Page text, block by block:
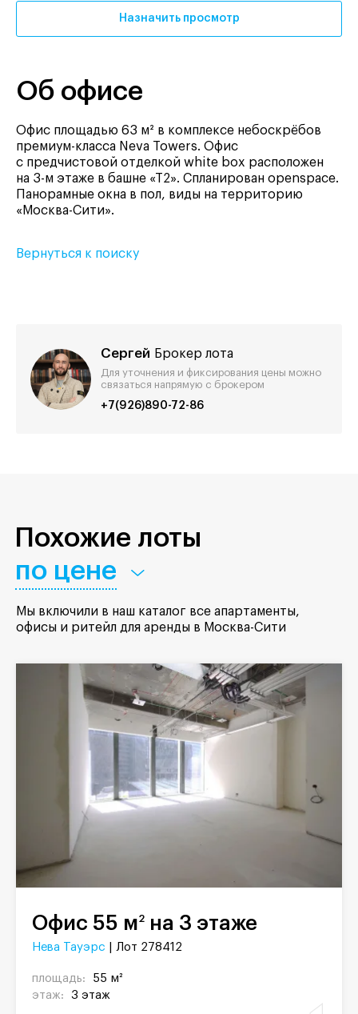
Назначить просмотр
Об офисе
Офис площадью 63 м² в комплексе небоскрёбов
премиум-класса Neva Towers. Офис
с предчистовой отделкой white box расположен
на 3-м этаже в башне «Т2». Спланирован openspace.
Панорамные окна в пол, виды на территорию
«Москва-Сити».
Вернуться к поиску
Сергей Брокер лота
Для уточнения и фиксирования цены можно
связаться напрямую с брокером
+7(926)890-72-86
Похожие лоты
по цене
Мы включили в наш каталог все апартаменты,
офисы и ритейл для аренды в Москва-Сити
Офис 55 м2 на 3 этаже
Нева Тауэрс | Лот 278412
площадь:
55 м²
этаж:
3 этаж